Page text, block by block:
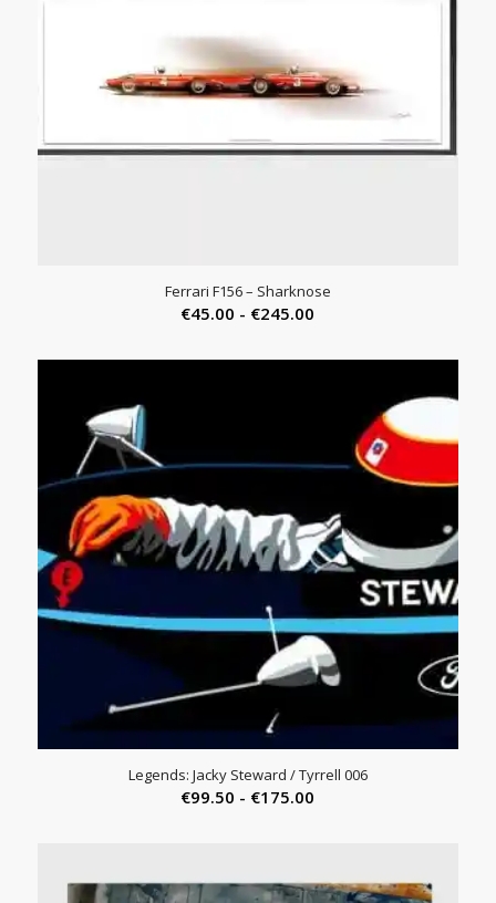
Ferrari F156 – Sharknose
€45.00 - €245.00
tot
Legends: Jacky Steward / Tyrrell 006
€99.50 - €175.00